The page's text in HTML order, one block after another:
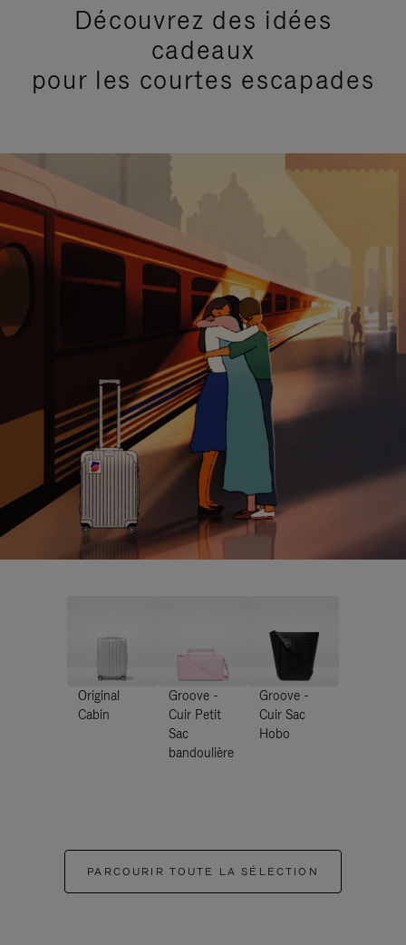
Découvrez des idées
cadeaux
pour les courtes escapades
Original
Cabin
Groove -
Cuir Petit
Sac
bandoulière
Groove -
Cuir Sac
Hobo
PARCOURIR TOUTE LA SÉLECTION